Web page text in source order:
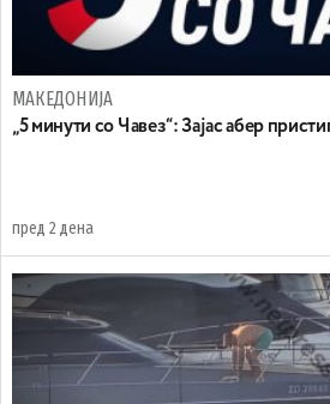
МАКЕДОНИЈА
„5 минути со Чавез“: Зајас абер
пред 2 дена